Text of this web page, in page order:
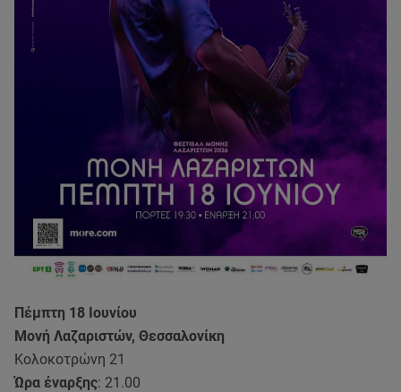
Πέμπτη 18 Ιουνίου
Μονή Λαζαριστών, Θεσσαλονίκη
Κολοκοτρώνη 21
Ώρα έναρξης: 21.00